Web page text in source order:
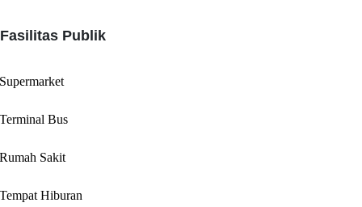
Fasilitas Publik
Supermarket
Terminal Bus
Rumah Sakit
Tempat Hiburan